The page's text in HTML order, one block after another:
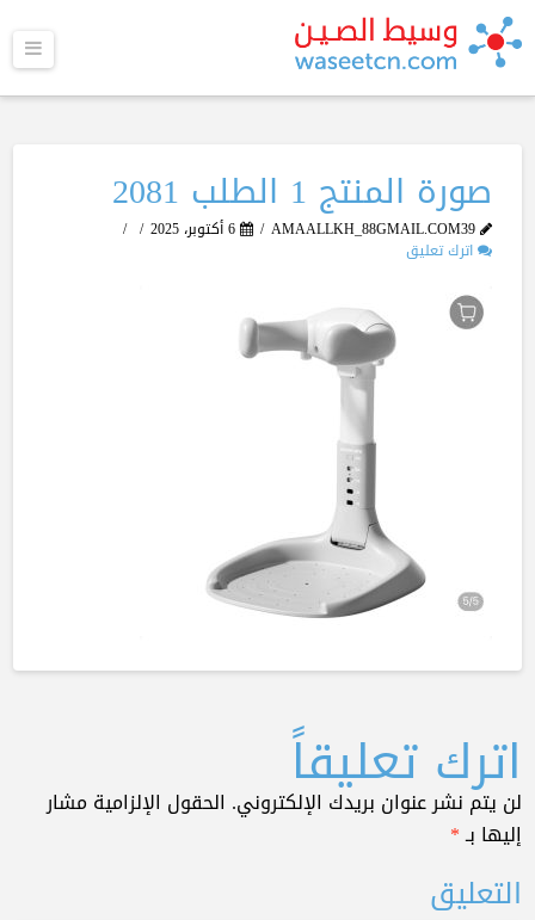
صورة المنتج 1 الطلب 2081
AMAALLKH_88GMAIL.COM39
6 أكتوبر، 2025
اترك تعليق
اترك تعليقاً
لن يتم نشر عنوان بريدك الإلكتروني. الحقول الإلزامية مشار
إليها بـ*
التعليق